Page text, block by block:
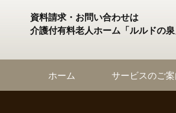
資料請求・お問い合わせは
介護付有料老人ホーム「ルルドの
ホーム サービスのご